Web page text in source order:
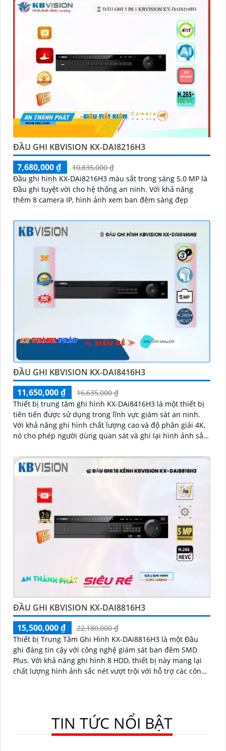
ĐẦU GHI KBVISION KX-DAI8216H3
7,680,000 ₫
10,835,000 ₫
Đầu ghi hình KX-DAi8216H3 màu sắt trong sáng 5.0 MP là
Đầu ghi tuyệt vời cho hệ thống an ninh. Với khả năng
thêm 8 camera IP, hình ảnh xem ban đêm sáng đẹp
ĐẦU GHI KBVISION KX-DAI8416H3
11,650,000 ₫
16,635,000 ₫
Thiết bị trung tâm ghi hình KX-DAi8416H3 là một thiết bị
tiên tiến được sử dụng trong lĩnh vực giám sát an ninh.
Với khả năng ghi hình chất lượng cao và độ phân giải 4K,
nó cho phép người dùng quan sát và ghi lại hình ảnh sắc
ĐẦU GHI KBVISION KX-DAI8816H3
15,500,000 ₫
22,180,000 ₫
Thiết bị Trung Tâm Ghi Hình KX-DAi8816H3 là một Đầu
ghi đáng tin cậy với công nghệ giám sát ban đêm SMD
Plus. Với khả năng ghi hình 8 HDD, thiết bị này mang lại
chất lượng hình ảnh sắc nét vượt trội với hỗ trợ các công
TIN TỨC NỔI BẬT